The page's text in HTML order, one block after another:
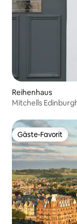
Reihenhaus
Mitchells
Gäste-Favorit
Gäste-Favorit